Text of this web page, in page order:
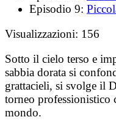
Episodio 9:
Visualizzazioni: 156
Sotto il cielo terso e
sabbia dorata si
grattacieli, si svolge il
torneo professionistico
mondo.